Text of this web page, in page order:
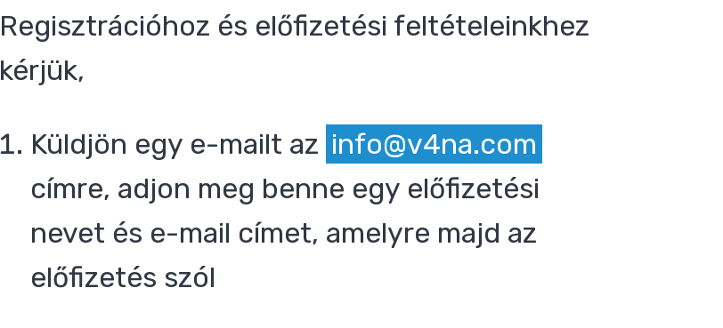
Regisztrációhoz és előfizetési feltételeinkhez
kérjük,
Küldjön egy e-mailt az info@v4na.com
címre, adjon meg benne egy előfizetési
nevet és e-mail címet, amelyre majd az
előfizetés szól